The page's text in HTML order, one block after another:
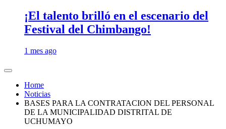
¡El talento brilló en el escenario del
Festival del Chimbango!
1 mes ago
Home
Noticias
BASES PARA LA CONTRATACION DEL PERSONAL
DE LA MUNICIPALIDAD DISTRITAL DE
UCHUMAYO